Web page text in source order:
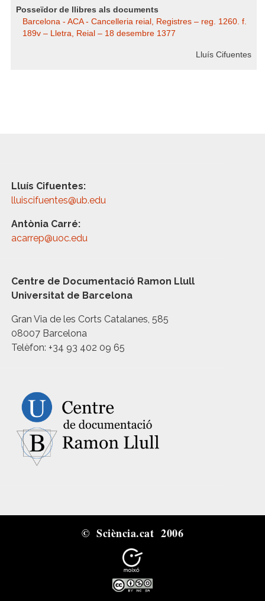
Posseïdor de llibres als documents
Barcelona - ACA - Cancelleria reial, Registres – reg. 1260. f.
189v – Lletra, Reial – 18 desembre 1377
Lluís Cifuentes
Lluís Cifuentes:
lluiscifuentes@ub.edu
Antònia Carré:
acarrep@uoc.edu
Centre de Documentació Ramon Llull
Universitat de Barcelona
Gran Via de les Corts Catalanes, 585
08007 Barcelona
Telèfon: +34 93 402 09 65
© Sciència.cat 2006